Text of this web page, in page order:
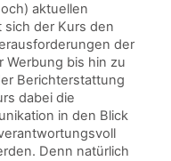
aktuellen
der Kurs den
der
Werbung bis hin zu
Berichterstattung
dabei die
in den Blick
Denn natürlich